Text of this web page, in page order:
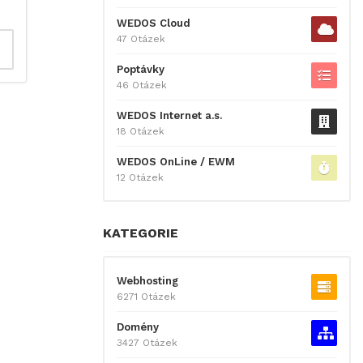
WEDOS Cloud
47 Otázek
Poptávky
46 Otázek
WEDOS Internet a.s.
18 Otázek
WEDOS OnLine / EWM
12 Otázek
KATEGORIE
Webhosting
6271 Otázek
Domény
3427 Otázek